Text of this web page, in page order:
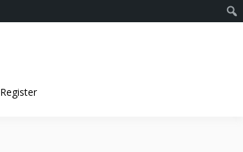
Register